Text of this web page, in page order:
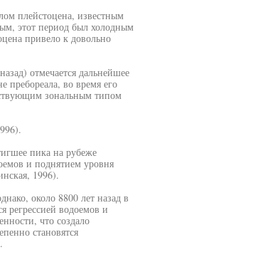
плейстоцена, известным
этот период был холодным
привело к довольно
отмечается дальнейшее
пребореала, во время его
зональным типом
пика на рубеже
и поднятием уровня
1996).
около 8800 лет назад в
регрессией водоемов и
что создало
становятся